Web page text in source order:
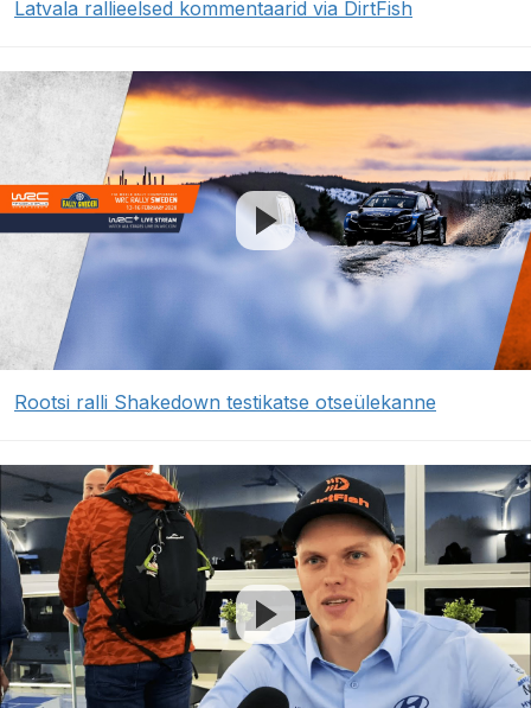
Latvala rallieelsed kommentaarid via DirtFish
Rootsi ralli Shakedown testikatse otseülekanne